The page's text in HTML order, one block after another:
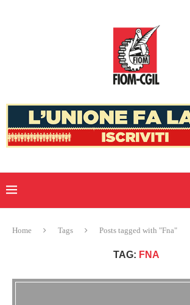
Home Tags Posts tagged with "Fna"
TAG: FNA